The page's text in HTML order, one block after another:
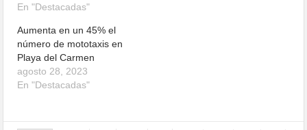
En "Destacadas"
Aumenta en un 45% el
número de mototaxis en
Playa del Carmen
agosto 28, 2023
En "Destacadas"